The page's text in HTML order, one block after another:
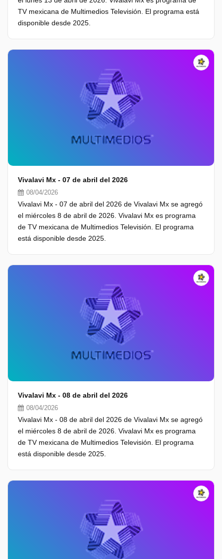
TV mexicana de Multimedios Televisión. El programa está
disponible desde 2025.
Vivalavi Mx - 07 de abril del 2026
08/04/2026
Vivalavi Mx - 07 de abril del 2026 de Vivalavi Mx se agregó
el miércoles 8 de abril de 2026. Vivalavi Mx es programa
de TV mexicana de Multimedios Televisión. El programa
está disponible desde 2025.
Vivalavi Mx - 08 de abril del 2026
08/04/2026
Vivalavi Mx - 08 de abril del 2026 de Vivalavi Mx se agregó
el miércoles 8 de abril de 2026. Vivalavi Mx es programa
de TV mexicana de Multimedios Televisión. El programa
está disponible desde 2025.